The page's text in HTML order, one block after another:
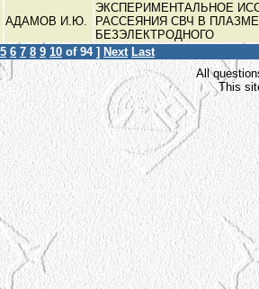
АДАМОВ И.Ю.
ЭКСПЕРИМЕНТАЛЬНОЕ
РАССЕЯНИЯ СВЧ В ПЛАЗМЕ
БЕЗЭЛЕКТРОДНОГО
5 6 7 8 9 10 of 94 ] Next Last
All
This